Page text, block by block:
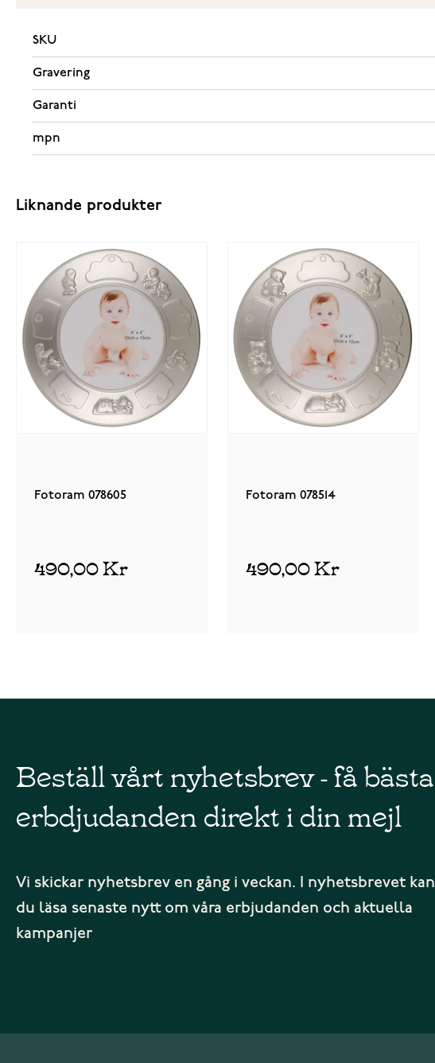
SKU
Gravering
Garanti
mpn
Liknande produkter
Fotoram 078605
490,00 Kr
Fotoram 078514
490,00 Kr
Beställ vårt nyhetsbrev - få bästa
erbdjudanden direkt i din mejl
Vi skickar nyhetsbrev en gång i veckan. I nyhetsbrevet kan
du läsa senaste nytt om våra erbjudanden och aktuella
kampanjer